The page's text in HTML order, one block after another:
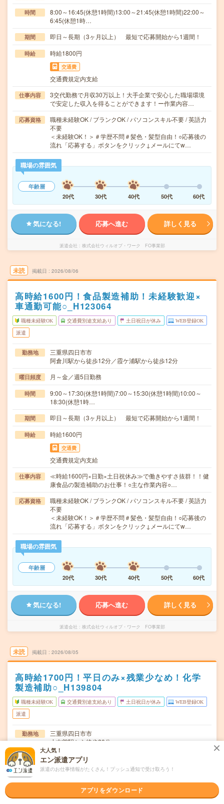
時間
8:00～16:45(休憩1時間)13:00～21:45(休憩1時間)22:00～
6:45(休憩1時…
期間 即日～長期（3ヶ月以上） 最短で応募開始から1週間！
時給 時給1800円
交通費
交通費規定内支給
仕事内容
3交代勤務で月収30万以上！大手企業で安心した職場環境
で安定した収入を得ることができます！ー作業内容…
応募資格
職種未経験OK / ブランクOK / パソコンスキル不要 / 英語力
不要
＜未経験OK！＞＃学歴不問＃髪色・髪型自由！○応募後の
流れ「応募する」ボタンをクリック↓メールにてw…
職場の雰囲気
年齢層
20代
30代 40代 50代 60代
気になる! 応募へ進む 詳しく見る
派遣会社 株式会社ウィルオブ・ワーク FO事業部
未読 掲載日 2026/08/06
高時給1600円！食品製造補助！未経験歓迎×
車通勤可能○_H123064
職種未経験OK 交通費別途支給あり 土日祝日が休み WEB登録OK
派遣
勤務地
三重県四日市市
阿倉川駅から徒歩12分／霞ケ浦駅から徒歩12分
曜日頻度 月～金／週5日勤務
時間
9:00～17:30(休憩1時間)7:00～15:30(休憩1時間)10:00～
18:30(休憩1時…
期間 即日～長期（3ヶ月以上） 最短で応募開始から1週間！
時給 時給1600円
交通費
交通費規定内支給
仕事内容
≪時給1600円×日勤×土日祝休み≫で働きやすさ抜群！！健
康食品の製造補助のお仕事！○主な作業内容○…
応募資格
職種未経験OK / ブランクOK / パソコンスキル不要 / 英語力
不要
＜未経験OK！＞＃学歴不問＃髪色・髪型自由！○応募後の
流れ「応募する」ボタンをクリック↓メールにてw…
職場の雰囲気
年齢層
20代
30代 40代 50代 60代
気になる! 応募へ進む 詳しく見る
派遣会社 株式会社ウィルオブ・ワーク FO事業部
未読 掲載日 2026/08/05
高時給1700円！平日のみ×残業少なめ！化学
製造補助○_H139804
職種未経験OK 交通費別途支給あり 土日祝日が休み WEB登録OK
派遣
勤務地
三重県四日市市
小古曽駅から徒歩20分
曜日頻度 月～金／週5日勤務
時間 8:30～17:15(休憩1時間)
即日～長期（3ヶ月以上） 最短で応募開始から1週間！
大人気！
エン派遣アプリ
派遣のお仕事情報がたくさん！プッシュ通知で受け取ろう！
アプリをダウンロード